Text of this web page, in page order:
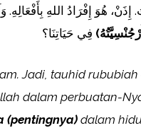
هُوَ إِفْرَادُ اللهِ بِأَفْعَالِهِ.
فِي حَيَاتِنَا؟
Jadi, tauhid
dalam perbuatan-
(pentingnya) dalam